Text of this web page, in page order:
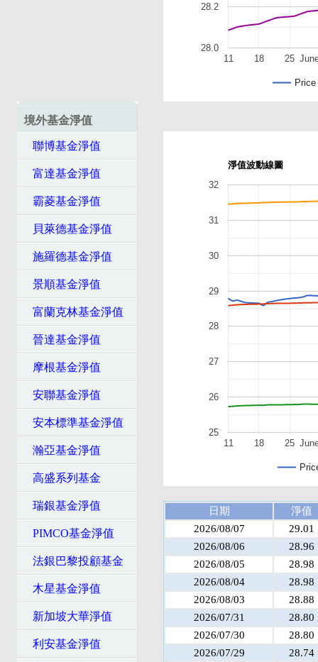
境外基金淨值
聯博基金淨值
富達基金淨值
霸菱基金淨值
貝萊德基金淨值
施羅德基金淨值
景順基金淨值
富蘭克林基金淨值
晉達基金淨值
摩根基金淨值
安聯基金淨值
安本標準基金淨值
瀚亞基金淨值
高盛系列基金
瑞銀基金淨值
PIMCO基金淨值
法銀巴黎投顧基金
木星基金淨值
新加坡大華淨值
利安基金淨值
Price
11 18 25
28.0
28.2
淨值波動線圖
11 18 25
25
26
27
28
29
30
31
32
日期
淨值
2026/08/07
29.01
2026/08/06
28.96
2026/08/05
28.98
2026/08/04
28.98
2026/08/03
28.88
2026/07/31
28.80
2026/07/30
28.80
2026/07/29
28.74